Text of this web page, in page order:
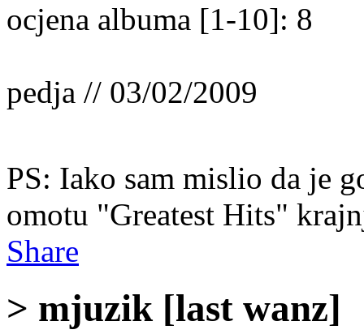
ocjena albuma [1-10]: 8
pedja // 03/02/2009
PS: Iako sam mislio da je
omotu "Greatest Hits"
Share
> mjuzik [last wanz]